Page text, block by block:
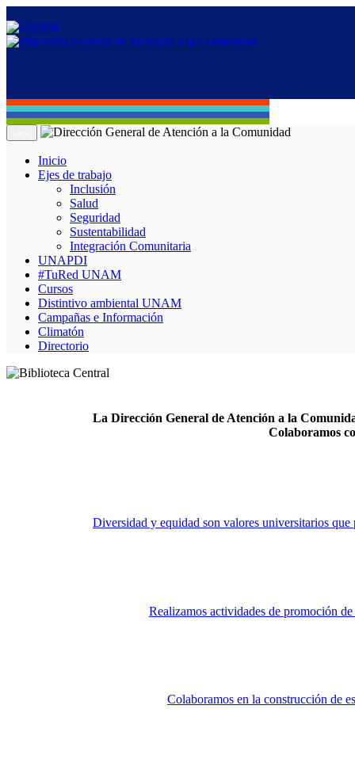
Inicio
Ejes de trabajo
Inclusión
Salud
Seguridad
Sustentabilidad
Integración Comunitaria
UNAPDI
#TuRed UNAM
Cursos
Distintivo ambiental UNAM
Campañas e Información
Climatón
Directorio
La Dirección General de Atención a la
Colaboramos
Diversidad y equidad son valores universitarios que
Realizamos actividades de promoción
Colaboramos en la construcción de